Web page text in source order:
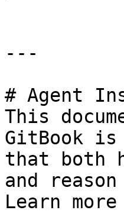
---
# Agent
This
GitBook is
that both
and
Learn